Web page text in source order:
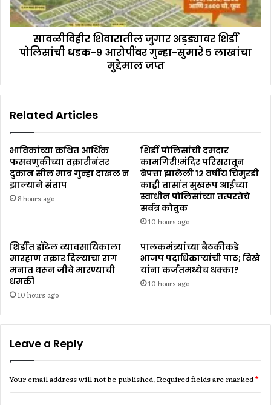
सावळीविहीर शिवारातील जुगार अड्ड्यावर शिर्डी
पोलिसांची धडक-९ आरोपींवर गुन्हा-सुमारे ५ लाखांचा
मुद्देमाल जप्त
Related Articles
भाविकांच्या कथित आर्थिक
फसवणुकीच्या तक्रारीनंतर
दुकान सील मात्र गुन्हा दाखल न
झाल्याने संताप
8 hours ago
शिर्डी पोलिसांची दमदार
कामगिरी!मंदिर परिसरातून
बेपत्ता झालेली १२ वर्षीय चिमुरडी
काही तासांत सुखरूप आईच्या
स्वाधीन पोलिसांच्या तत्परतेचे
सर्वत्र कौतुक
10 hours ago
शिर्डीत हॉटेल व्यावसायिकाला
मारहाण तक्रार दिल्याचा राग
मनात धरून जीवे मारण्याची
धमकी
10 hours ago
पालकमंत्र्यांच्या बैठकीकडे
भाजप पदाधिकाऱ्यांची पाठ; विखे
यांना कर्जतमध्येच धक्का?
10 hours ago
Leave a Reply
Your email address will not be published.Required fields are marked*